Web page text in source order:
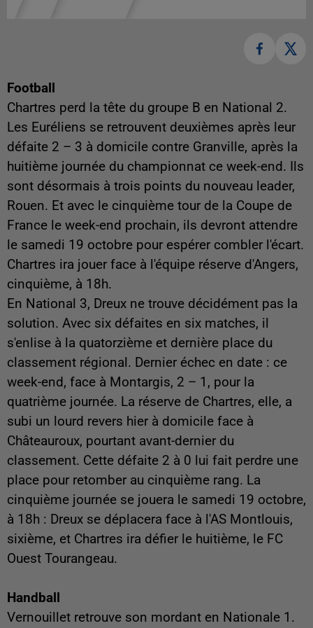
Football
Chartres perd la tête du groupe B en National 2.
Les Euréliens se retrouvent deuxièmes après leur
défaite 2 – 3 à domicile contre Granville, après la
huitième journée du championnat ce week-end. Ils
sont désormais à trois points du nouveau leader,
Rouen. Et avec le cinquième tour de la Coupe de
France le week-end prochain, ils devront attendre
le samedi 19 octobre pour espérer combler l'écart.
Chartres ira jouer face à l'équipe réserve d'Angers,
cinquième, à 18h.
En National 3, Dreux ne trouve décidément pas la
solution. Avec six défaites en six matches, il
s'enlise à la quatorzième et dernière place du
classement régional. Dernier échec en date : ce
week-end, face à Montargis, 2 – 1, pour la
quatrième journée. La réserve de Chartres, elle, a
subi un lourd revers hier à domicile face à
Châteauroux, pourtant avant-dernier du
classement. Cette défaite 2 à 0 lui fait perdre une
place pour retomber au cinquième rang. La
cinquième journée se jouera le samedi 19 octobre,
à 18h : Dreux se déplacera face à l'AS Montlouis,
sixième, et Chartres ira défier le huitième, le FC
Ouest Tourangeau.
Handball
Vernouillet retrouve son mordant en Nationale 1.